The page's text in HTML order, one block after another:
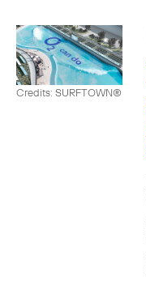
Credits: SURFTOWN®